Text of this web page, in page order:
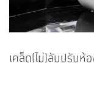
เคล็ด(ไม่)ลับปรับห้